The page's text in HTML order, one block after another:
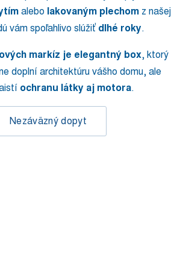
alebo lakovaným plechomz našej
vám spoľahlivo slúžiť dlhé roky.
markíz je elegantný box, ktorý
doplní architektúru vášho domu, ale
ochranu látky aj motora.
Nezáväzný dopyt